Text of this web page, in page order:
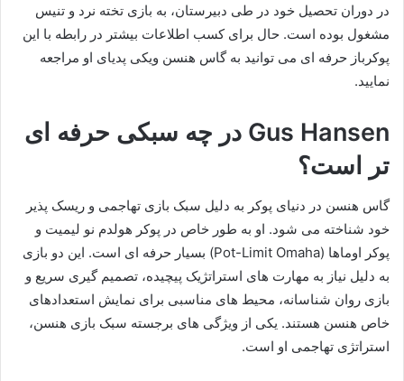
در دوران تحصیل خود در طی دبیرستان، به بازی تخته نرد و تنیس
مشغول بوده است. حال برای کسب اطلاعات بیشتر در رابطه با این
پوکرباز حرفه ای می توانید به گاس هنسن ویکی پدیای او مراجعه
نمایید.
Gus Hansen در چه سبکی حرفه ای
تر است؟
گاس هنسن در دنیای پوکر به دلیل سبک بازی تهاجمی و ریسک‌ پذیر
خود شناخته می‌ شود. او به طور خاص در پوکر هولدم نو لیمیت و
پوکر اوماها (Pot-Limit Omaha) بسیار حرفه‌ ای است. این دو بازی
به دلیل نیاز به مهارت‌ های استراتژیک پیچیده، تصمیم‌ گیری سریع و
بازی روان‌ شناسانه، محیط‌ های مناسبی برای نمایش استعدادهای
خاص هنسن هستند. یکی از ویژگی‌ های برجسته سبک بازی هنسن،
استراتژی تهاجمی او است.